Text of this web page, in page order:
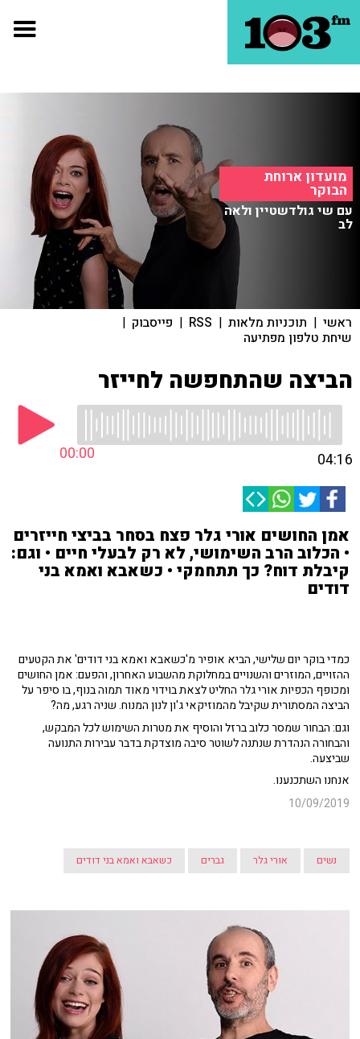
מועדון ארוחת
הבוקר
עם שי גולדשטיין ולאה
לב
ראשי | תוכניות מלאות |
RSS
| פייסבוק |
שיחת טלפון מפתיעה
הביצה שהתחפשה לחייזר
00:00 04:16
אמן החושים אורי גלר פצח בסחר בביצי חייזרים
• הכלוב הרב השימושי, לא רק לבעלי חיים • וגם:
קיבלת דוח? כך תתחמקי • כשאבא ואמא בני
דודים
כמדי בוקר יום שלישי, הביא אופיר מ'כשאבא ואמא בני דודים' את הקטעים
ההזויים, המוזרים והשנויים במחלוקת מהשבוע האחרון, והפעם: אמן החושים
ומכופף הכפיות אורי גלר החליט לצאת בוידוי מאוד תמוה בנוף, בו סיפר על
הביצה המסתורית שקיבל מהמוזיקאי ג'ון לנון המנוח. שניה רגע, מה?
וגם: הבחור שמסר כלוב ברזל והוסיף את מטרות השימוש לכל המבקש,
והבחורה הנהדרת שנתנה לשוטר סיבה מוצדקת בדבר עבירות התנועה
שביצעה.
אנחנו השתכנענו.
10/09/2019
נשים אורי גלר גברים כשאבא ואמא בני דודים